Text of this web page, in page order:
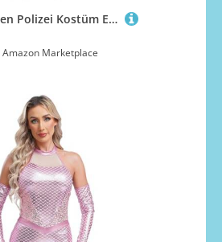
dPois Damen Polizei Kostüm Erwachsene Polizistin Uniform Rollenspiel Cosplay Outfits Kurzarm Overall Body mit Polizeihut Gürtel Börse Halloween Fasching Kostüm Schwarz XL
Amazon Marketplace